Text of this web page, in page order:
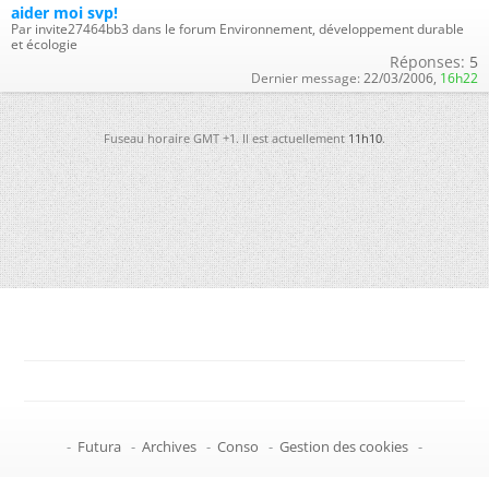
aider moi svp!
Par invite27464bb3 dans le forum Environnement, développement durable
et écologie
Réponses: 5
Dernier message: 22/03/2006, 16h22
Fuseau horaire GMT +1. Il est actuellement11h10.
- Futura - Archives - Conso - Gestion des cookies -